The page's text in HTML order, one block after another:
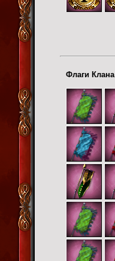
Флаги Клана